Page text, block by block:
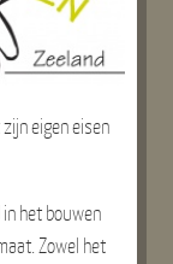
eigen eisen
het bouwen
Zowel het